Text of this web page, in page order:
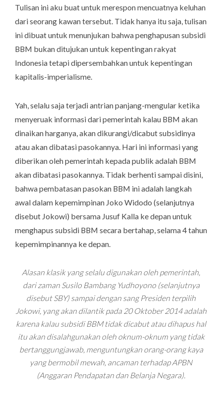
Tulisan ini aku buat untuk merespon mencuatnya keluhan
dari seorang kawan tersebut. Tidak hanya itu saja, tulisan
ini dibuat untuk menunjukan bahwa penghapusan subsidi
BBM bukan ditujukan untuk kepentingan rakyat
Indonesia tetapi dipersembahkan untuk kepentingan
kapitalis-imperialisme.
Yah, selalu saja terjadi antrian panjang-mengular ketika
menyeruak informasi dari pemerintah kalau BBM akan
dinaikan harganya, akan dikurangi/dicabut subsidinya
atau akan dibatasi pasokannya. Hari ini informasi yang
diberikan oleh pemerintah kepada publik adalah BBM
akan dibatasi pasokannya. Tidak berhenti sampai disini,
bahwa pembatasan pasokan BBM ini adalah langkah
awal dalam kepemimpinan Joko Widodo (selanjutnya
disebut Jokowi) bersama Jusuf Kalla ke depan untuk
menghapus subsidi BBM secara bertahap, selama 4 tahun
kepemimpinannya ke depan.
Alasan klasik yang selalu digunakan oleh pemerintah,
dari zaman Susilo Bambang Yudhoyono (selanjutnya
disebut SBY) sampai dengan sang Presiden terpilih
Jokowi, yang akan dilantik pada 20 Oktober 2014 adalah
karena kalau subsidi BBM tidak dicabut atau dihapus hal
itu akan disalahgunakan oleh oknum-oknum yang tidak
bertanggungjawab, menguntungkan orang-orang kaya
yang bermobil mewah, ancaman terhadap APBN
(Anggaran Pendapatan dan Belanja Negara).